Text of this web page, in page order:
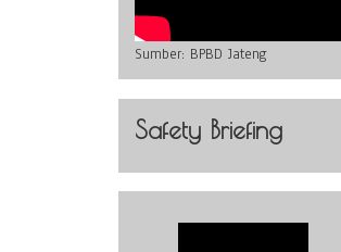
Sumber: BPBD Jateng
Safety Briefing